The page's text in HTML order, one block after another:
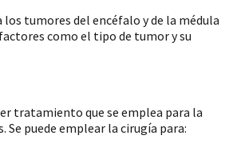
tumores del encéfalo y de la médula
como el tipo de tumor y su
tratamiento que se emplea para la
Se puede emplear la cirugía para: